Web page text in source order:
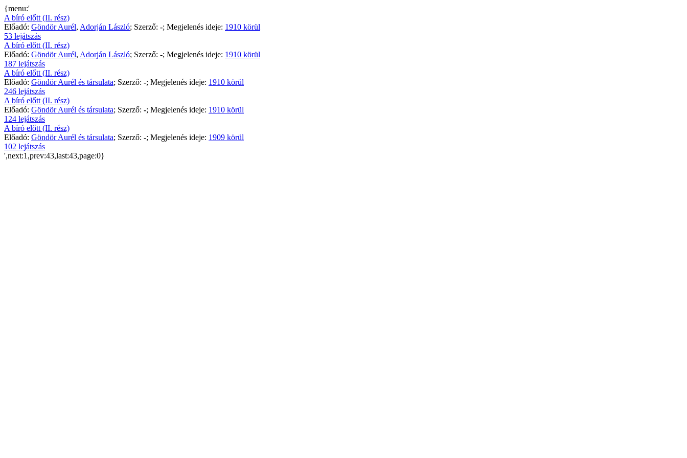
{menu:'
A bíró előtt (II. rész)
Előadó: Göndör Aurél, Adorján László; Szerző: -; Megjelenés ideje: 1910 körül
53 lejátszás
A bíró előtt (II. rész)
Előadó: Göndör Aurél, Adorján László; Szerző: -; Megjelenés ideje: 1910 körül
187 lejátszás
A bíró előtt (II. rész)
Előadó: Göndör Aurél és társulata; Szerző: -; Megjelenés ideje: 1910 körül
246 lejátszás
A bíró előtt (II. rész)
Előadó: Göndör Aurél és társulata; Szerző: -; Megjelenés ideje: 1910 körül
124 lejátszás
A bíró előtt (II. rész)
Előadó: Göndör Aurél és társulata; Szerző: -; Megjelenés ideje: 1909 körül
102 lejátszás
',next:1,prev:43,last:43,page:0}